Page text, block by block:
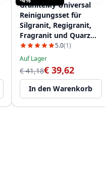
GraniteMy Universal
Reinigungsset für
Silgranit, Regigranit,
Fragranit und Quarz
12089528665.0(1)
Auf Lager
€ 41,18€ 39,62
In den Warenkorb